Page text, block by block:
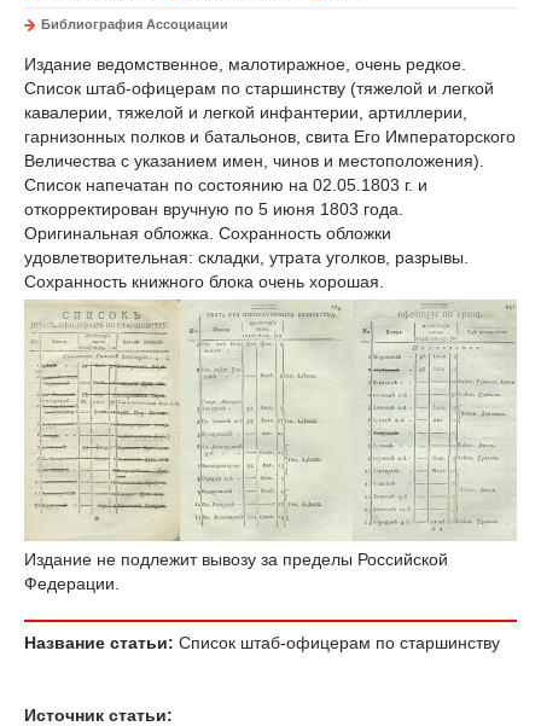
Библиография Ассоциации
Издание ведомственное, малотиражное, очень редкое.
Список штаб-офицерам по старшинству (тяжелой и легкой
кавалерии, тяжелой и легкой инфантерии, артиллерии,
гарнизонных полков и батальонов, свита Его Императорского
Величества с указанием имен, чинов и местоположения).
Список напечатан по состоянию на 02.05.1803 г. и
откорректирован вручную по 5 июня 1803 года.
Оригинальная обложка. Сохранность обложки
удовлетворительная: складки, утрата уголков, разрывы.
Сохранность книжного блока очень хорошая.
Издание не подлежит вывозу за пределы Российской
Федерации.
Название статьи: Список штаб-офицерам по старшинству
Источник статьи: